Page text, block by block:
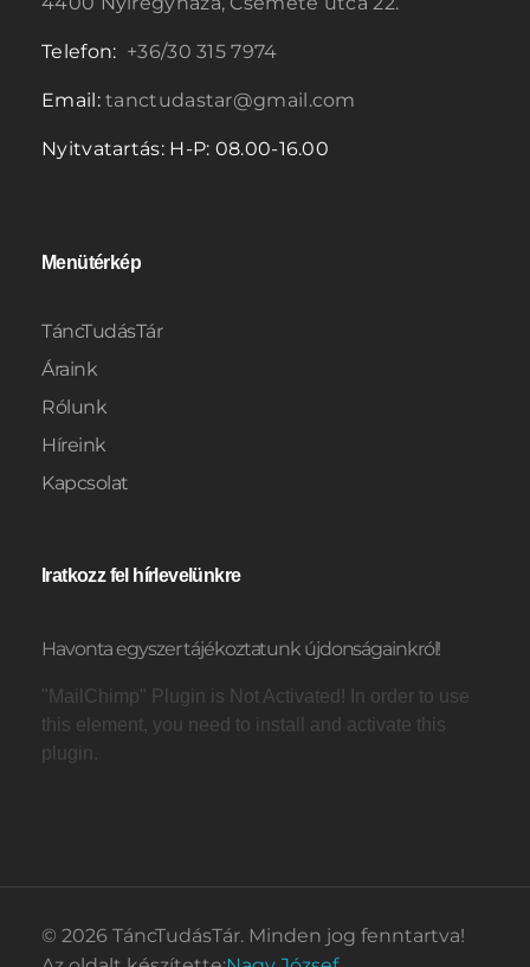
Telefon: +36/30 315 7974
Email:tanctudastar@gmail.com
Nyitvatartás: H-P: 08.00-16.00
Menütérkép
TáncTudásTár
Áraink
Rólunk
Híreink
Kapcsolat
Iratkozz fel hírlevelünkre
Havonta egyszer tájékoztatunk újdonságainkról!
"MailChimp" Plugin is Not Activated! In order to use
this element, you need to install and activate this
plugin.
© 2026 TáncTudásTár. Minden jog fenntartva!